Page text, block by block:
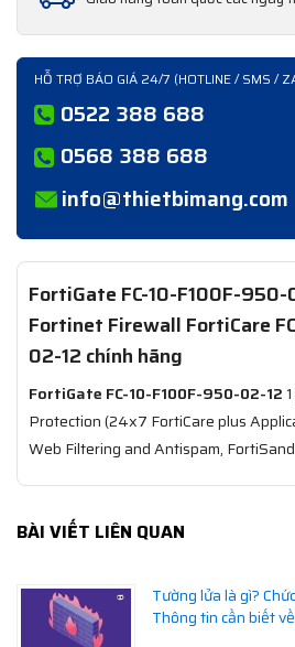
HỖ TRỢ BÁO GIÁ 24/7 (HOTLINE / SMS /
0522 388 688
0568 388 688
info@thietbimang.com
FortiGate FC-10-F100F-950-
Fortinet Firewall FortiCare
02-12 chính hãng
FortiGate FC-10-F100F-950-02-12
Protection (24x7 FortiCare plus
Web Filtering and Antispam,
BÀI VIẾT LIÊN QUAN
Tường lửa là gì?
Thông tin cần biết